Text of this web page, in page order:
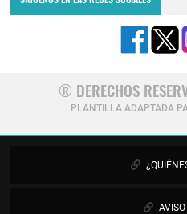
® DERECHOS
PLANTILLA ADAPTADA
AVISO